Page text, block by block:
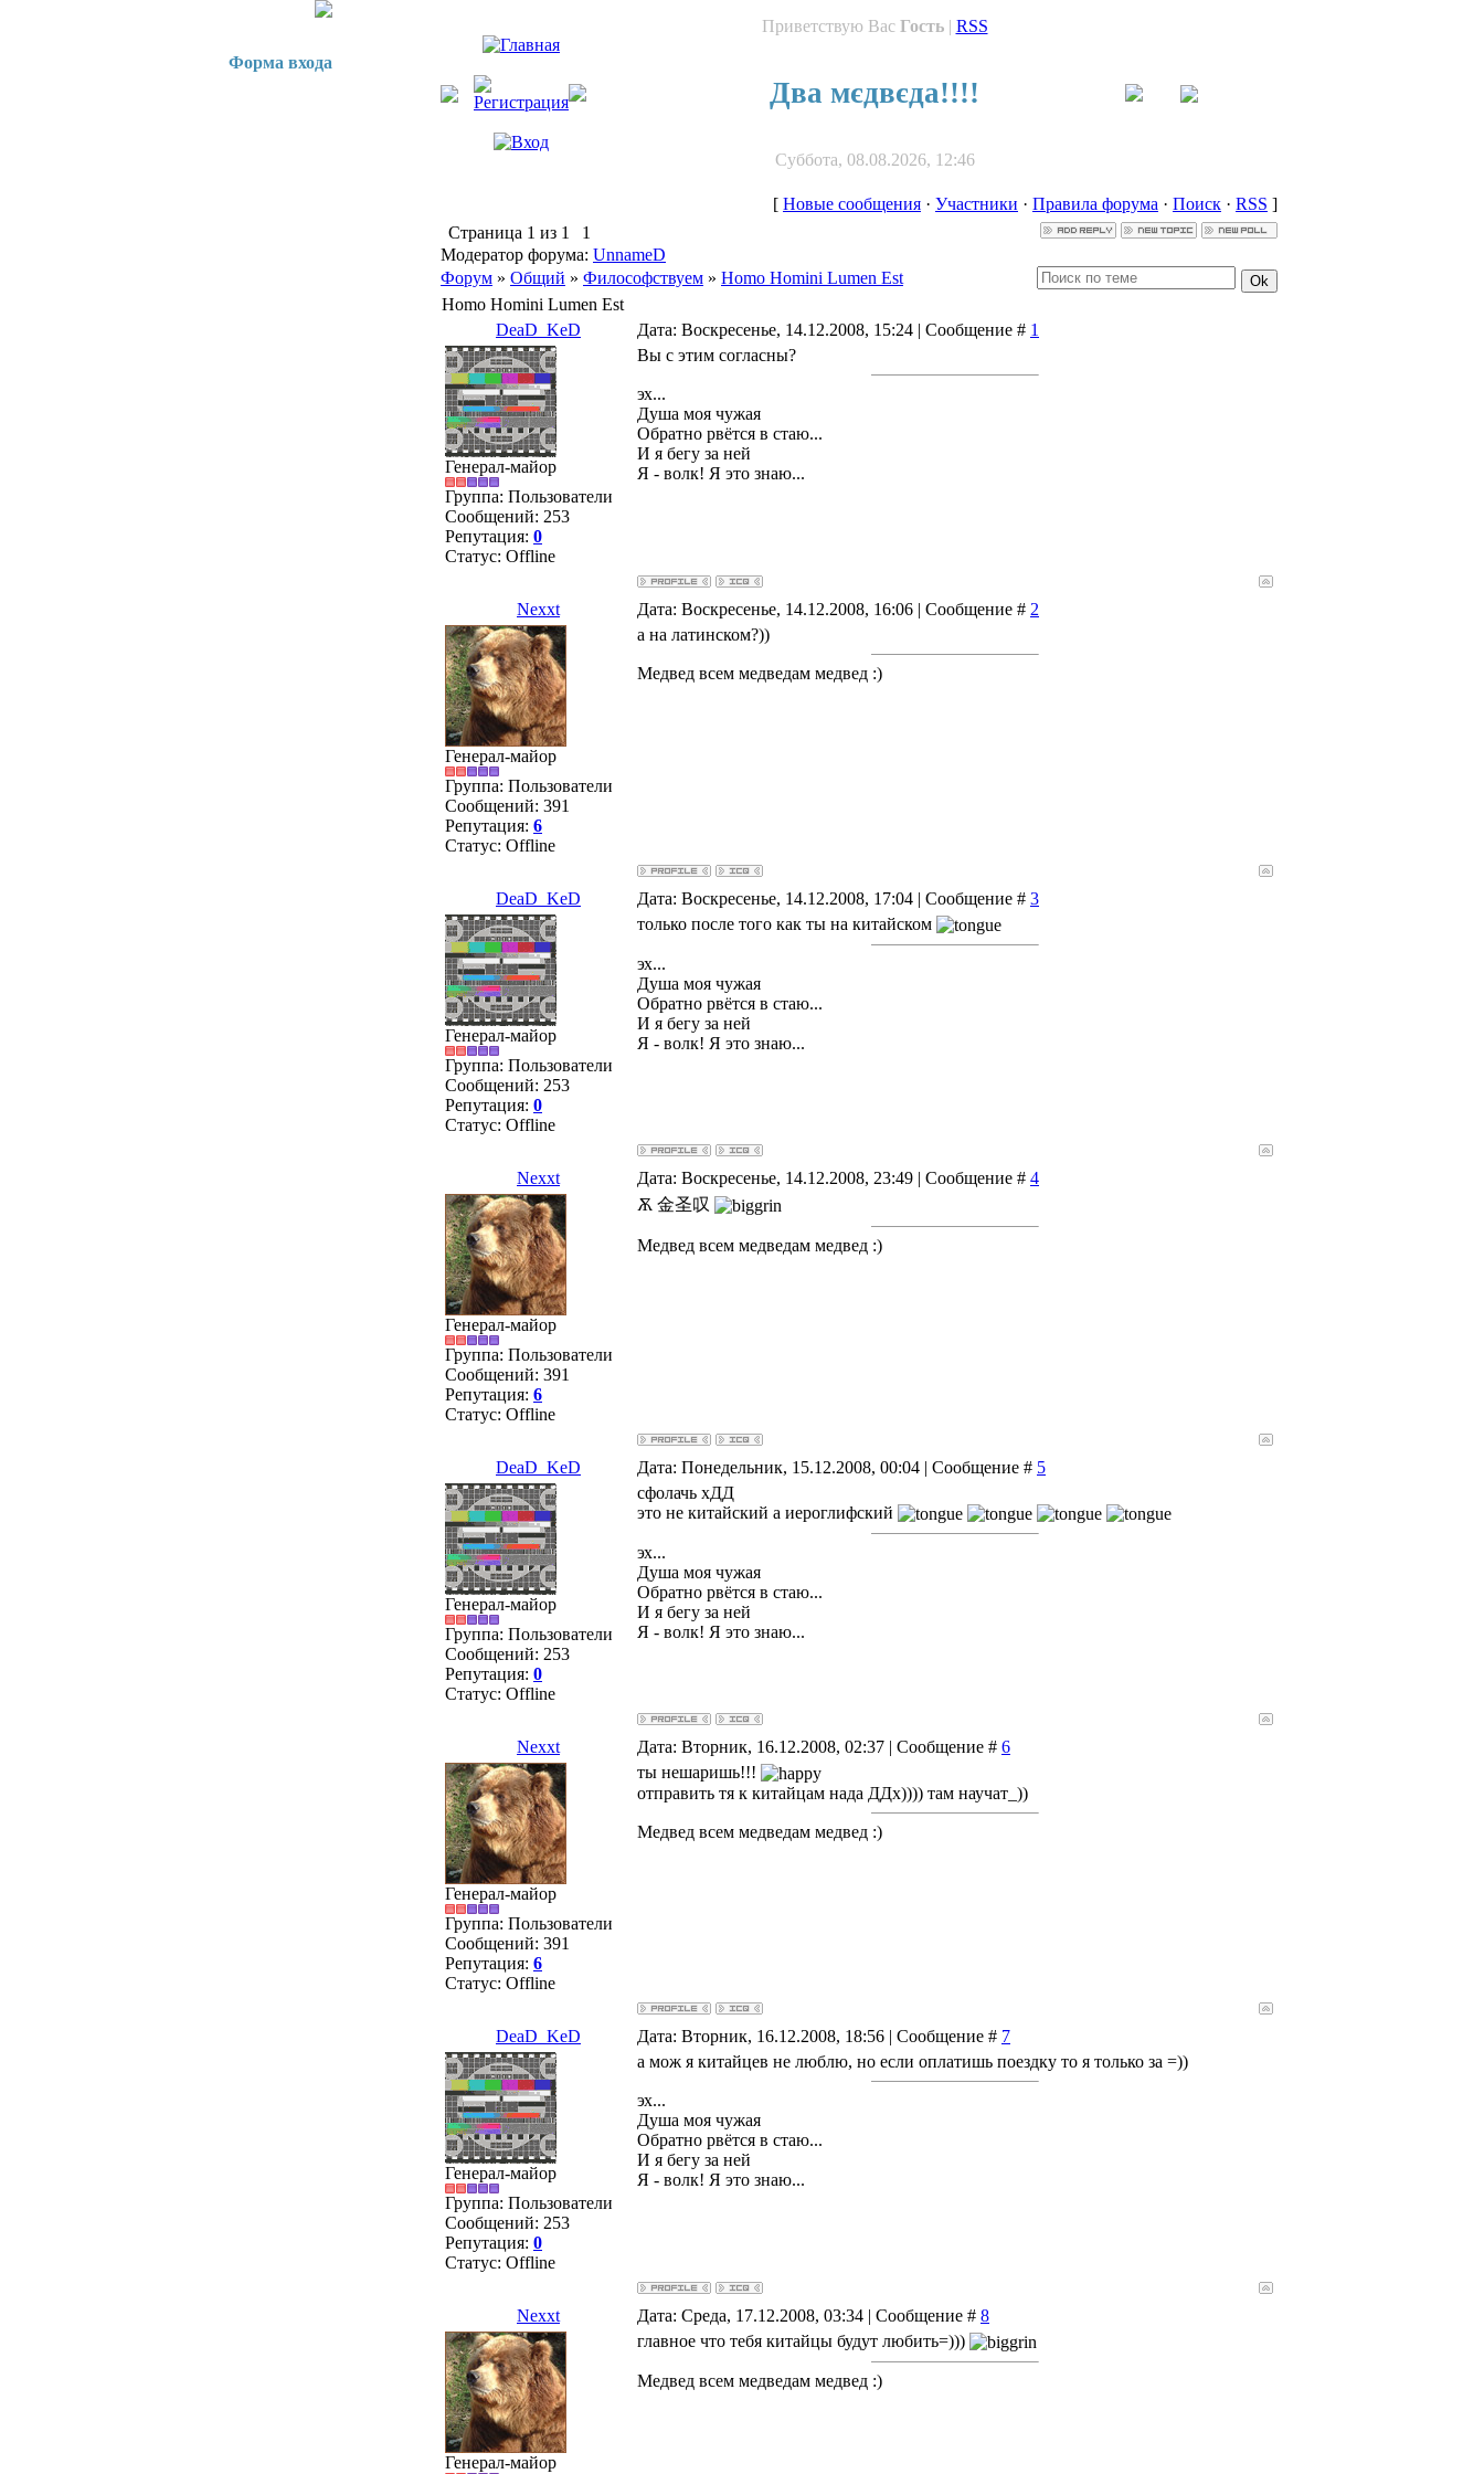
Форма входа
Приветствую Вас Гость| RSS
Два мєдвєда!!!!
Суббота, 08.08.2026, 12:46
[ Новые сообщения · Участники · Правила форума · Поиск · RSS ]
Страница 1 из 1
1
Модератор форума: UnnameD
Форум » Общий » Философствуем » Homo Homini Lumen Est
Homo Homini Lumen Est
DeaD_KeD
Дата: Воскресенье, 14.12.2008, 15:24 | Сообщение # 1
Генерал-майор
Группа: Пользователи
Сообщений: 253
Репутация: 0
Статус: Offline
Вы с этим согласны?
эх...
Душа моя чужая
Обратно рвётся в стаю...
И я бегу за ней
Я - волк! Я это знаю...
Nexxt Дата: Воскресенье, 14.12.2008, 16:06 | Сообщение # 2
Генерал-майор
Группа: Пользователи
Сообщений: 391
Репутация: 6
Статус: Offline
а на латинском?))
Медвед всем медведам медвед :)
DeaD_KeD Дата: Воскресенье, 14.12.2008, 17:04 | Сообщение # 3
Генерал-майор
Группа: Пользователи
Сообщений: 253
Репутация: 0
Статус: Offline
только после того как ты на китайском
эх...
Душа моя чужая
Обратно рвётся в стаю...
И я бегу за ней
Я - волк! Я это знаю...
Nexxt Дата: Воскресенье, 14.12.2008, 23:49 | Сообщение # 4
Генерал-майор
Группа: Пользователи
Сообщений: 391
Репутация: 6
Статус: Offline
Ѫ 金圣叹
Медвед всем медведам медвед :)
DeaD_KeD Дата: Понедельник, 15.12.2008, 00:04 | Сообщение # 5
Генерал-майор
Группа: Пользователи
Сообщений: 253
Репутация: 0
Статус: Offline
сфолачь хДД
это не китайский а иероглифский
эх...
Душа моя чужая
Обратно рвётся в стаю...
И я бегу за ней
Я - волк! Я это знаю...
Nexxt Дата: Вторник, 16.12.2008, 02:37 | Сообщение # 6
Генерал-майор
Группа: Пользователи
Сообщений: 391
Репутация: 6
Статус: Offline
ты нешаришь!!!
отправить тя к китайцам нада ДДх)))) там научат_))
Медвед всем медведам медвед :)
DeaD_KeD Дата: Вторник, 16.12.2008, 18:56 | Сообщение # 7
Генерал-майор
Группа: Пользователи
Сообщений: 253
Репутация: 0
Статус: Offline
а мож я китайцев не люблю, но если оплатишь поездку то я только за =))
эх...
Душа моя чужая
Обратно рвётся в стаю...
И я бегу за ней
Я - волк! Я это знаю...
Nexxt Дата: Среда, 17.12.2008, 03:34 | Сообщение # 8
Генерал-майор
главное что тебя китайцы будут любить=)))
Медвед всем медведам медвед :)